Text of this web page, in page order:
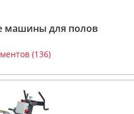
для полов
(136)